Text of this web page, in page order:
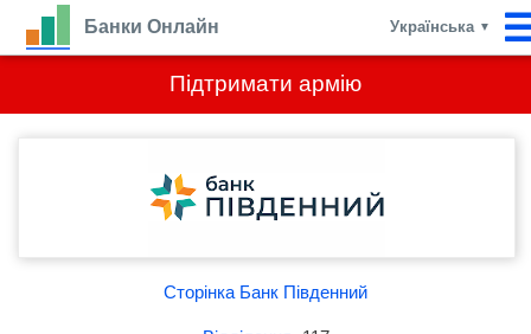
Підтримати армію
Банки Онлайн Українська ▼
Сторінка Банк Південний